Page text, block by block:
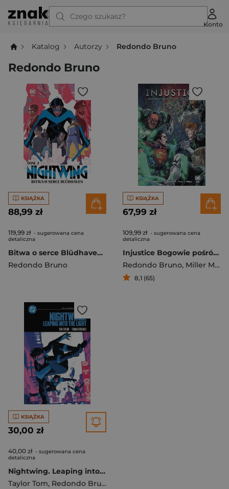
Czego szukasz?
Konto
Katalog Autorzy Redondo Bruno
Redondo Bruno
KSIĄŻKA
88,99 zł
119,99 zł - sugerowana cena
detaliczna
Bitwa o serce Blüdhaven. Nightwing. Tom 2
Redondo Bruno
KSIĄŻKA
67,99 zł
109,99 zł - sugerowana cena
detaliczna
Injustice Bogowie pośród nas Rok drugi
Redondo Bruno, Miller Mike S.
8,1 (65)
KSIĄŻKA
30,00 zł
40,00 zł - sugerowana cena
detaliczna
Nightwing. Leaping into the Light
Taylor Tom, Redondo Bruno